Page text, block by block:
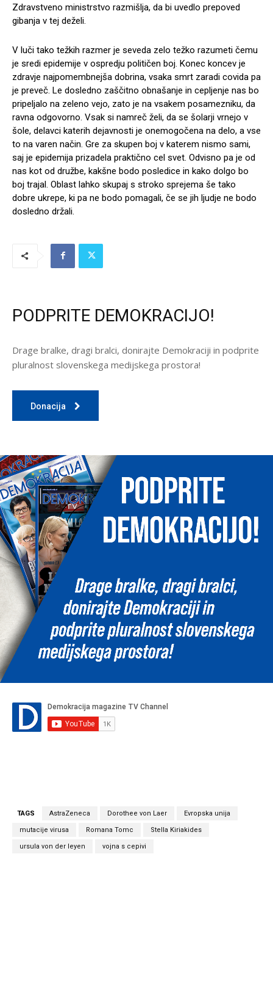
Zdravstveno ministrstvo razmišlja, da bi uvedlo prepoved
gibanja v tej deželi.
V luči tako težkih razmer je seveda zelo težko razumeti čemu
je sredi epidemije v ospredju političen boj. Konec koncev je
zdravje najpomembnejša dobrina, vsaka smrt zaradi covida pa
je preveč. Le dosledno zaščitno obnašanje in cepljenje nas bo
pripeljalo na zeleno vejo, zato je na vsakem posamezniku, da
ravna odgovorno. Vsak si namreč želi, da se šolarji vrnejo v
šole, delavci katerih dejavnosti je onemogočena na delo, a vse
to na varen način. Gre za skupen boj v katerem nismo sami,
saj je epidemija prizadela praktično cel svet. Odvisno pa je od
nas kot od družbe, kakšne bodo posledice in kako dolgo bo
boj trajal. Oblast lahko skupaj s stroko sprejema še tako
dobre ukrepe, ki pa ne bodo pomagali, če se jih ljudje ne bodo
dosledno držali.
PODPRITE DEMOKRACIJO!
Drage bralke, dragi bralci, donirajte Demokraciji in podprite
pluralnost slovenskega medijskega prostora!
Donacija
TAGS AstraZeneca Dorothee von Laer Evropska unija
mutacije virusa Romana Tomc Stella Kiriakides
ursula von der leyen vojna s cepivi